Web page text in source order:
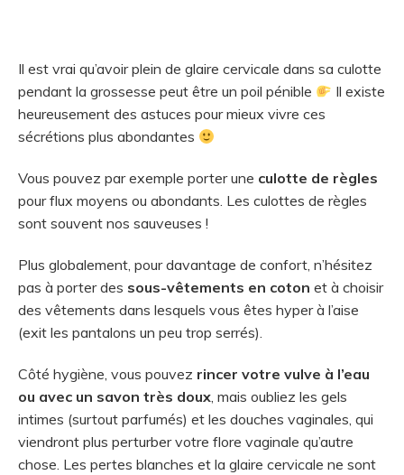
Il est vrai qu’avoir plein de glaire cervicale dans sa culotte
pendant la grossesse peut être un poil pénible
Il existe
heureusement des astuces pour mieux vivre ces
sécrétions plus abondantes
Vous pouvez par exemple porter une culotte de règles
pour flux moyens ou abondants. Les culottes de règles
sont souvent nos sauveuses !
Plus globalement, pour davantage de confort, n’hésitez
pas à porter des sous-vêtements en coton et à choisir
des vêtements dans lesquels vous êtes hyper à l’aise
(exit les pantalons un peu trop serrés).
Côté hygiène, vous pouvez rincer votre vulve à l’eau
ou avec un savon très doux , mais oubliez les gels
intimes (surtout parfumés) et les douches vaginales, qui
viendront plus perturber votre flore vaginale qu’autre
chose. Les pertes blanches et la glaire cervicale ne sont